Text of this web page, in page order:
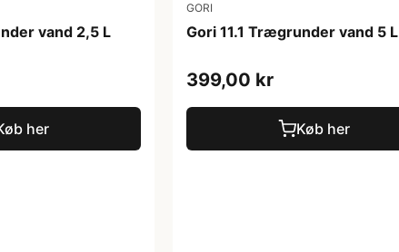
vand 2,5 L
her
GORI
Gori 11.1 Trægrunder vand 5 L
399,00 kr
Køb her